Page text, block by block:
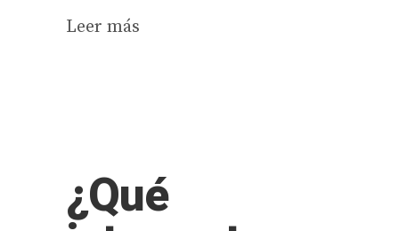
Leer más
¿Qué